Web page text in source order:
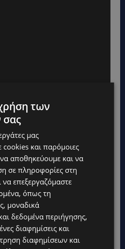
των
σας
μας
cookies και παρόμοιες
να αποθηκεύουμε και να
σε πληροφορίες στη
επεξεργαζόμαστε
όπως τη
μοναδικά
δεδομένα περιήγησης,
διαφημίσεις και
διαφημίσεων και